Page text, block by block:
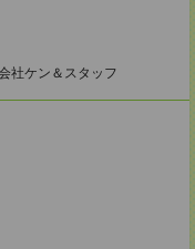
社ケン＆スタッフ